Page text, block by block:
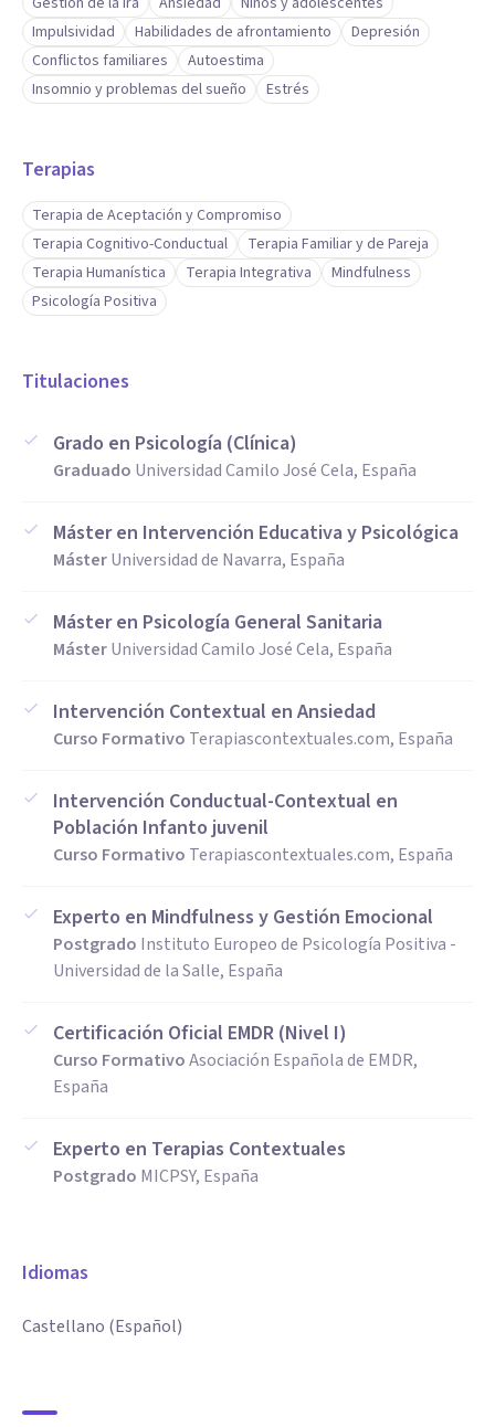
Impulsividad
Habilidades de afrontamiento
Depresión
Conflictos familiares
Autoestima
Insomnio y problemas del sueño
Estrés
Terapias
Terapia de Aceptación y Compromiso
Terapia Cognitivo-Conductual
Terapia Familiar y de Pareja
Terapia Humanística
Terapia Integrativa
Mindfulness
Psicología Positiva
Titulaciones
Grado en Psicología (Clínica)
Graduado Universidad Camilo José Cela, España
Máster en Intervención Educativa y Psicológica
MásterUniversidad de Navarra, España
Máster en Psicología General Sanitaria
MásterUniversidad Camilo José Cela, España
Intervención Contextual en Ansiedad
Curso Formativo Terapiascontextuales.com, España
Intervención Conductual-Contextual en
Población Infanto juvenil
Curso Formativo Terapiascontextuales.com, España
Experto en Mindfulness y Gestión Emocional
Postgrado Instituto Europeo de Psicología Positiva -
Universidad de la Salle, España
Certificación Oficial EMDR (Nivel I)
Curso FormativoAsociación Española de EMDR,
España
Experto en Terapias Contextuales
Postgrado MICPSY, España
Idiomas
Castellano (Español)